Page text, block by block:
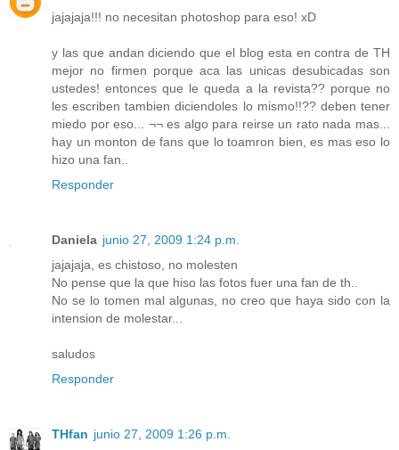
jajajaja!!! no necesitan photoshop para eso! xD
y las que andan diciendo que el blog esta en contra de TH
mejor no firmen porque aca las unicas desubicadas son
ustedes! entonces que le queda a la revista?? porque no
les escriben tambien diciendoles lo mismo!!?? deben tener
miedo por eso... ¬¬ es algo para reirse un rato nada mas...
hay un monton de fans que lo toamron bien, es mas eso lo
hizo una fan..
Responder
Daniela junio 27, 2009 1:24 p.m.
jajajaja, es chistoso, no molesten
No pense que la que hiso las fotos fuer una fan de th..
No se lo tomen mal algunas, no creo que haya sido con la
intension de molestar...
saludos
Responder
THfan junio 27, 2009 1:26 p.m.